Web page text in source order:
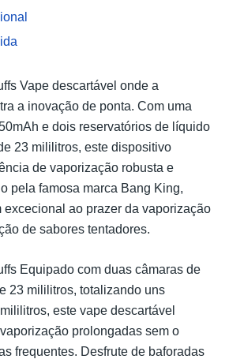
Vape descartável onde a
a inovação de ponta. Com uma
e dois reservatórios de líquido
23 mililitros, este dispositivo
de vaporização robusta e
pela famosa marca Bang King,
excecional ao prazer da vaporização
de sabores tentadores.
Equipado com duas câmaras de
23 mililitros, totalizando uns
este vape descartável
prolongadas sem o
frequentes. Desfrute de baforadas